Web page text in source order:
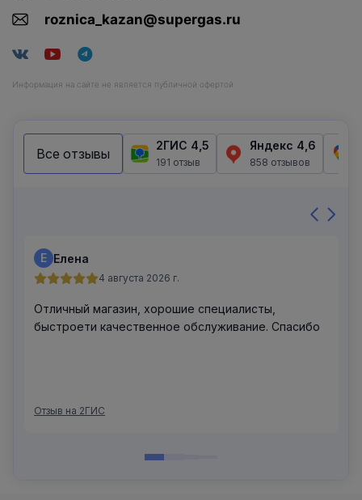
roznica_kazan@supergas.ru
Информация на сайте не является публичной офертой